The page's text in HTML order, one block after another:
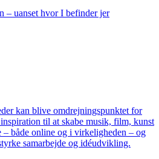
– uanset hvor I befinder jer
kan blive omdrejningspunktet for
til at skabe musik, film, kunst
– både online og i virkeligheden – og
samarbejde og idéudvikling.